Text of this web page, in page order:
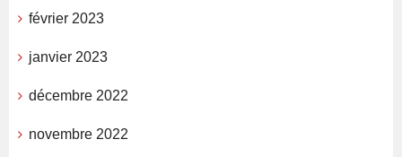
février 2023
janvier 2023
décembre 2022
novembre 2022